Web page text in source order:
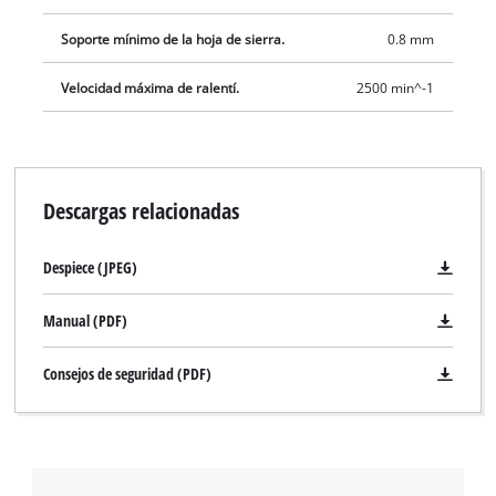
Soporte mínimo de la hoja de sierra. 0.8 mm
Velocidad máxima de ralentí. 2500 min^-1
Descargas relacionadas
Despiece (JPEG)
Manual (PDF)
Consejos de seguridad (PDF)